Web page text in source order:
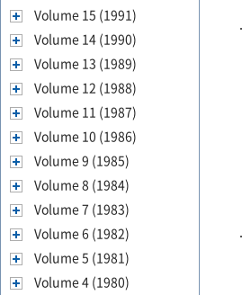
Volume 15 (1991)
Volume 14 (1990)
Volume 13 (1989)
Volume 12 (1988)
Volume 11 (1987)
Volume 10 (1986)
Volume 9 (1985)
Volume 8 (1984)
Volume 7 (1983)
Volume 6 (1982)
Volume 5 (1981)
Volume 4 (1980)